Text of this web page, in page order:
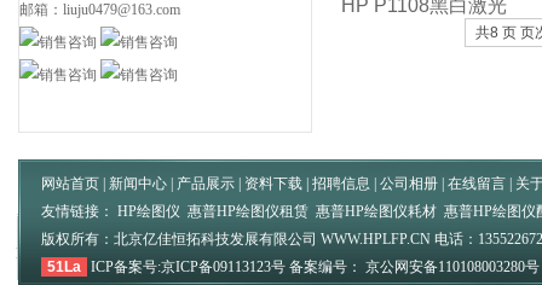
邮箱：liuju0479@163.com
HP P1108黑白激光
共8 页 页
网站首页| 新闻中心| 产品展示| 资料下载| 招聘信息 公司相册| 在线留言|
关
友情链接： HP绘图仪 惠普HP绘图仪租赁 惠普HP绘图仪耗材 惠普HP绘图仪
版权所有：北京亿佳恒拓科技发展有限公司 WWW.HPLFP.CN 电话：
51La
ICP备案号:京ICP备09113123号 备案编号： 京公网安备110108003280